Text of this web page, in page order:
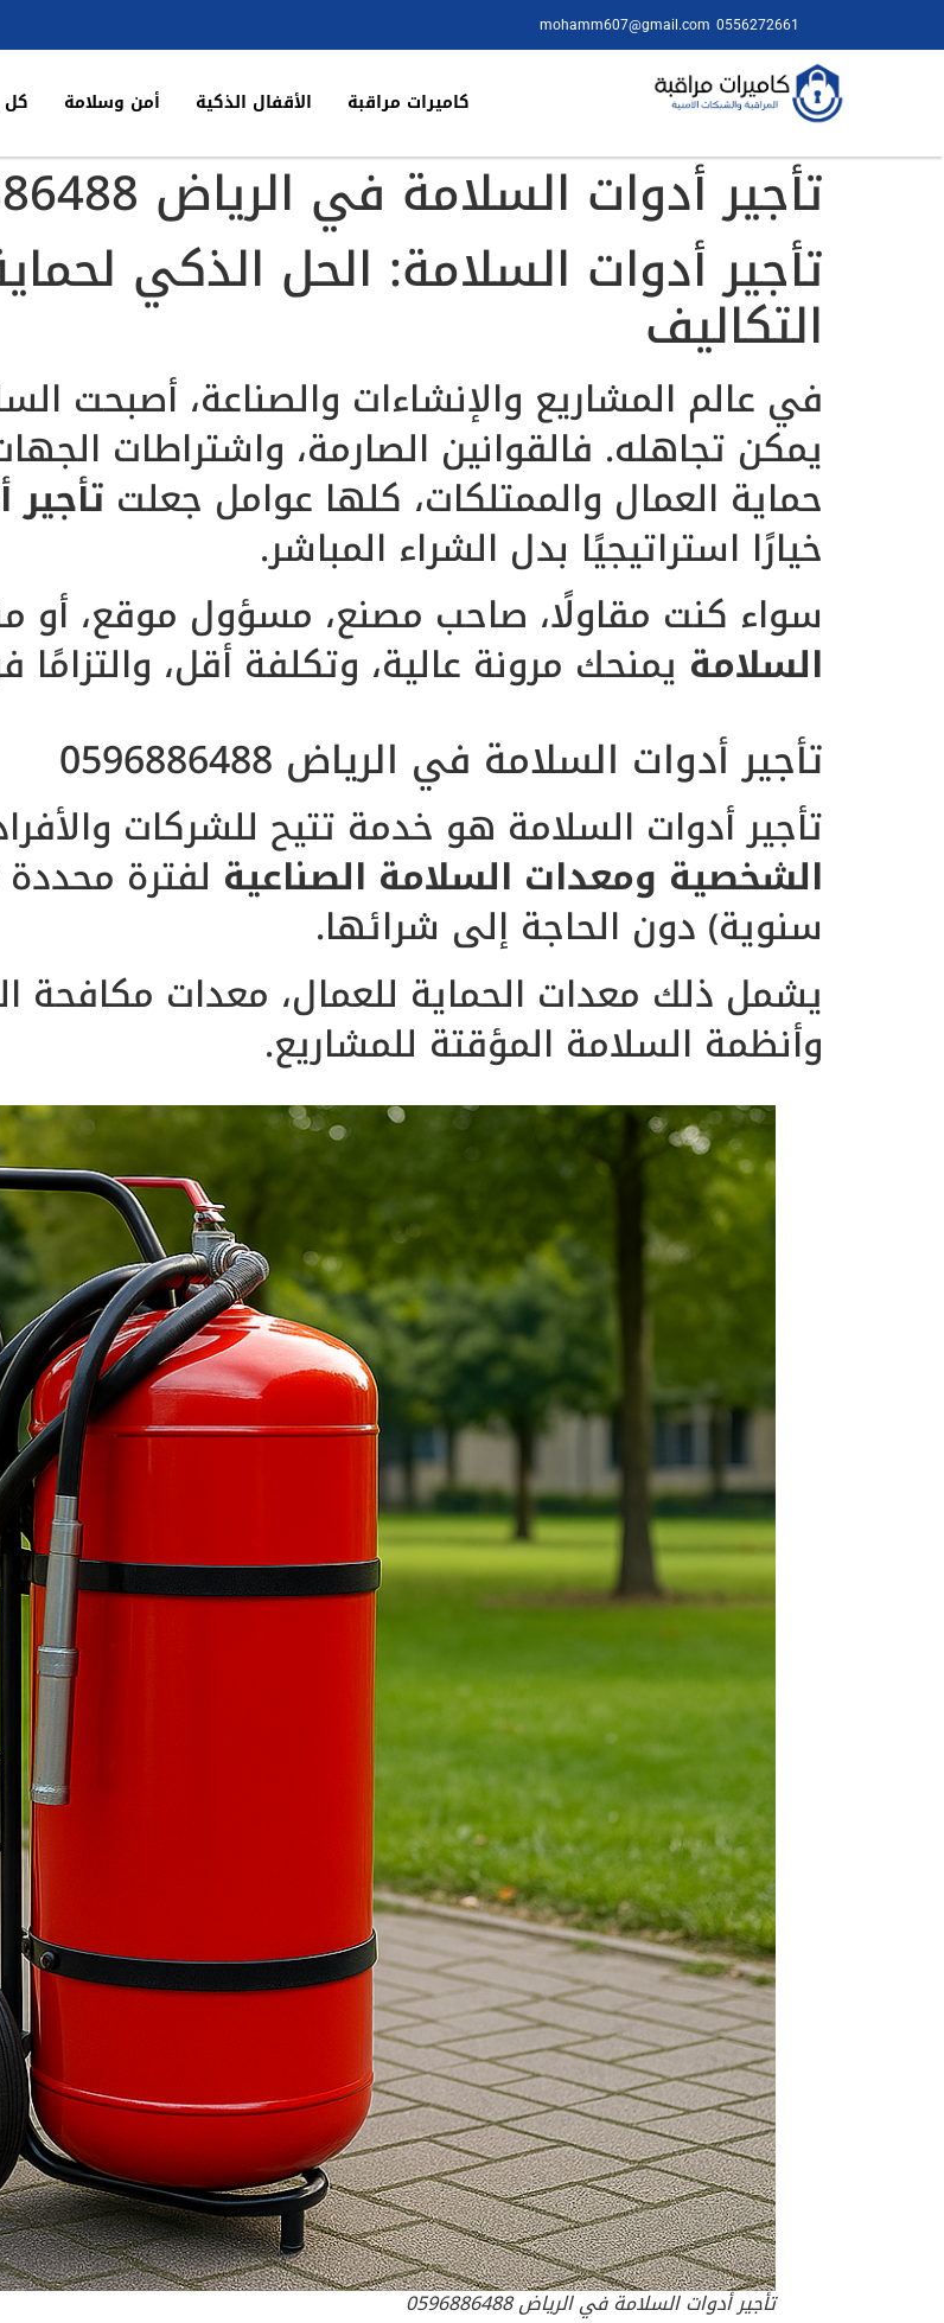
0556272661
mohamm607@gmail.com
كاميرات مراقبة الأقفال الذكية أمن وسلامة كل
تأجير أدوات السلامة في الرياض 0596886488
تأجير أدوات السلامة: الحل الذكي
التكاليف
في عالم المشاريع والإنشاءات والصناعة، أصبحت
يمكن تجاهله. فالقوانين الصارمة، واشتراطات
حماية العمال والممتلكات، كلها عوامل جعلت
خيارًا استراتيجيًا بدل الشراء المباشر.
سواء كنت مقاولًا، صاحب مصنع، مسؤول موقع، أو
السلامة يمنحك مرونة عالية، وتكلفة أقل، والتزامًا
تأجير أدوات السلامة في الرياض 0596886488
تأجير أدوات السلامة هو خدمة تتيح للشركات
الشخصية ومعدات السلامة الصناعية لفترة
سنوية) دون الحاجة إلى شرائها.
يشمل ذلك معدات الحماية للعمال، معدات مكافحة
وأنظمة السلامة المؤقتة للمشاريع.
تأجير أدوات السلامة في الرياض 0596886488